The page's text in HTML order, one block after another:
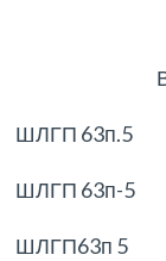
ШЛГП 63п.5
ШЛГП 63п-5
ШЛГП63п 5